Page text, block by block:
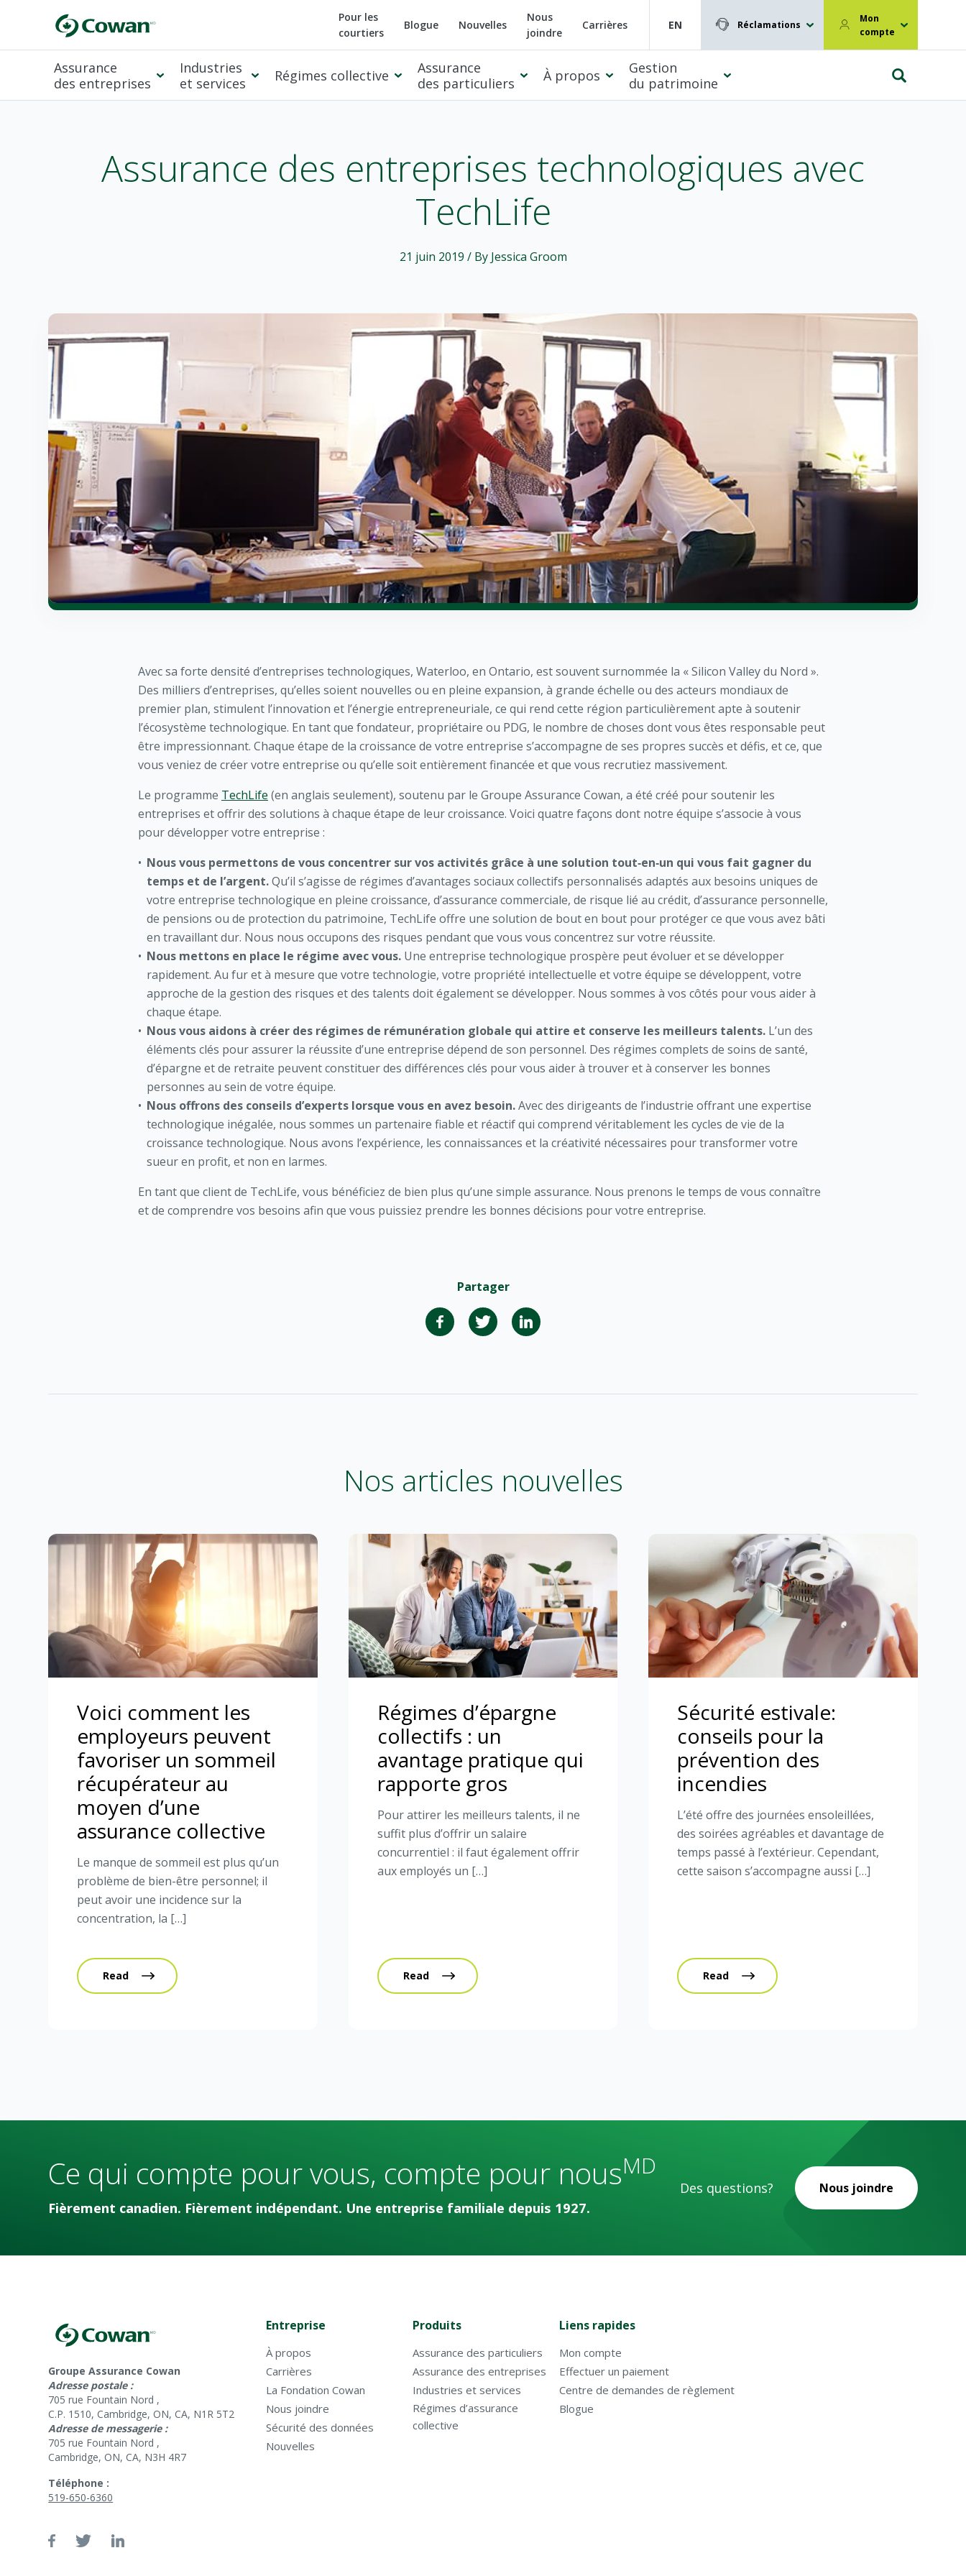
Pour les
courtiers
Blogue Nouvelles
Nous
joindre
Carrières EN Réclamations
Mon
compte
Assurance
des entreprises
Industries
et services
Régimes collective
Assurance
des particuliers
À propos
Gestion
du patrimoine
Assurance des entreprises technologiques avec
TechLife
21 juin 2019 / By Jessica Groom
Avec sa forte densité d’entreprises technologiques, Waterloo, en Ontario, est souvent surnommée la « Silicon Valley du Nord ».
Des milliers d’entreprises, qu’elles soient nouvelles ou en pleine expansion, à grande échelle ou des acteurs mondiaux de
premier plan, stimulent l’innovation et l’énergie entrepreneuriale, ce qui rend cette région particulièrement apte à soutenir
l’écosystème technologique. En tant que fondateur, propriétaire ou PDG, le nombre de choses dont vous êtes responsable peut
être impressionnant. Chaque étape de la croissance de votre entreprise s’accompagne de ses propres succès et défis, et ce, que
vous veniez de créer votre entreprise ou qu’elle soit entièrement financée et que vous recrutiez massivement.
Le programme TechLife (en anglais seulement), soutenu par le Groupe Assurance Cowan, a été créé pour soutenir les
entreprises et offrir des solutions à chaque étape de leur croissance. Voici quatre façons dont notre équipe s’associe à vous
pour développer votre entreprise :
Nous vous permettons de vous concentrer sur vos activités grâce à une solution tout‑en‑un qui vous fait gagner du
temps et de l’argent.Qu’il s’agisse de régimes d’avantages sociaux collectifs personnalisés adaptés aux besoins uniques de
votre entreprise technologique en pleine croissance, d’assurance commerciale, de risque lié au crédit, d’assurance personnelle,
de pensions ou de protection du patrimoine, TechLife offre une solution de bout en bout pour protéger ce que vous avez bâti
en travaillant dur. Nous nous occupons des risques pendant que vous vous concentrez sur votre réussite.
Nous mettons en place le régime avec vous. Une entreprise technologique prospère peut évoluer et se développer
rapidement. Au fur et à mesure que votre technologie, votre propriété intellectuelle et votre équipe se développent, votre
approche de la gestion des risques et des talents doit également se développer. Nous sommes à vos côtés pour vous aider à
chaque étape.
Nous vous aidons à créer des régimes de rémunération globale qui attire et conserve les meilleurs talents. L’un des
éléments clés pour assurer la réussite d’une entreprise dépend de son personnel. Des régimes complets de soins de santé,
d’épargne et de retraite peuvent constituer des différences clés pour vous aider à trouver et à conserver les bonnes
personnes au sein de votre équipe.
Nous offrons des conseils d’experts lorsque vous en avez besoin.Avec des dirigeants de l’industrie offrant une expertise
technologique inégalée, nous sommes un partenaire fiable et réactif qui comprend véritablement les cycles de vie de la
croissance technologique. Nous avons l’expérience, les connaissances et la créativité nécessaires pour transformer votre
sueur en profit, et non en larmes.
En tant que client de TechLife, vous bénéficiez de bien plus qu’une simple assurance. Nous prenons le temps de vous connaître
et de comprendre vos besoins afin que vous puissiez prendre les bonnes décisions pour votre entreprise.
Partager
Nos articles nouvelles
Voici comment les
employeurs peuvent
favoriser un sommeil
récupérateur au
moyen d’une
assurance collective
Le manque de sommeil est plus qu’un
problème de bien-être personnel; il
peut avoir une incidence sur la
concentration, la […]
Read
Régimes d’épargne
collectifs : un
avantage pratique qui
rapporte gros
Pour attirer les meilleurs talents, il ne
suffit plus d’offrir un salaire
concurrentiel : il faut également offrir
aux employés un […]
Read
Sécurité estivale:
conseils pour la
prévention des
incendies
L’été offre des journées ensoleillées,
des soirées agréables et davantage de
temps passé à l’extérieur. Cependant,
cette saison s’accompagne aussi […]
Read
Ce qui compte pour vous, compte pour nousMD
Fièrement canadien. Fièrement indépendant. Une entreprise familiale depuis 1927.
Des questions? Nous joindre
Groupe Assurance Cowan
Adresse postale :
705 rue Fountain Nord ,
C.P. 1510, Cambridge, ON, CA, N1R 5T2
Adresse de messagerie :
705 rue Fountain Nord ,
Cambridge, ON, CA, N3H 4R7
Téléphone :
519-650-6360
Entreprise
À propos
Carrières
La Fondation Cowan
Nous joindre
Sécurité des données
Nouvelles
Produits
Assurance des particuliers
Assurance des entreprises
Industries et services
Régimes d’assurance
collective
Liens rapides
Mon compte
Effectuer un paiement
Centre de demandes de règlement
Blogue